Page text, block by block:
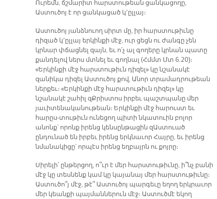
Ուրեմն, ճշմարիտ հարստութեան ցանկացողը,
Աստուծոյ է որ ցանկացած կ՚ըլլայ։
Աստուծոյ յանձնուող սիրտ մը, իր հարստութիւնը
դիզած կ՚ըլլայ երկինքի մէջ, ուր ցեցն ու ժանգը չեն
կրնար փճացնել զայն, եւ ո՛չ ալ գողերը կրնան պատը
քանդելով ներս մտնել եւ գողնալ (Հմմտ Մտ 6.20)։
«Երկինքի մէջ հարստութիւն դիզել» կը նշանակէ
զանիկա դիզել Աստուծոյ քով, Անոր տրամադրութեան
ներքեւ։ «Երկինքի մէջ հարստութիւն դիզել» կը
նշանակէ շահիլ զՔրիստոս իրբեւ պաշտպանը մեր
յաւիտենականութեան։ Երկինքի մէջ հարուստ եւ
հարըս-տութիւն ունեցող պիտի նկատուին բոլոր
անոնք՝ որոնք իրենց կենսընթացին զԱստուած
ընդունած են իրբեւ իրենց երկնաւոր Հայրը, եւ իրենց
նմանակիցը՝ որպէս իրենց եղբայրն ու քոյրը։
Սիրելի՛ ընթերցող, ո՞ւր է մեր հարստութիւնը, ի՞նչ բանի
մէջ կը տեսնենք կամ կը կայանայ մեր հարստութիւնը։
Աստուծո՞յ մէջ, թէ՞ Աստուծոյ պարգեւը եղող երկրաւոր
մեր կեանքի պայմաններուն մէջ։ Աստուծմէ եկող